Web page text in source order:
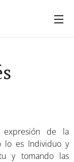
de la
lo es Individuo y
y tomando las